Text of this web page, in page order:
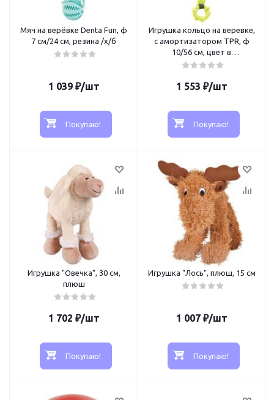
Мяч на верёвке Denta Fun, ф
7 см/24 см, резина /х/б
1 039₽/шт
Покупаю!
Игрушка кольцо на веревке,
с амортизатором ТPR, ф
10/56 см, цвет в
ассортименте
1 553 ₽/шт
Покупаю!
Игрушка "Овечка", 30 см,
плюш
1 702 ₽/шт
Покупаю!
Игрушка "Лось", плюш, 15 см
1 007₽/шт
Покупаю!